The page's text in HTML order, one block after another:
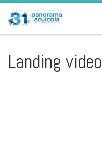
Skip to content
Landing video